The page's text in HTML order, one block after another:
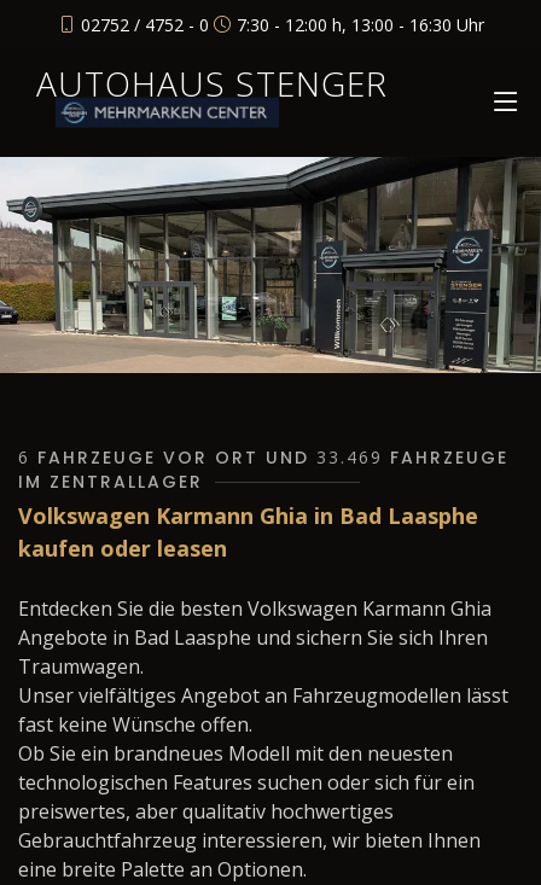
02752 / 4752 - 0 7:30 - 12:00 h, 13:00 - 16:30 Uhr
AUTOHAUS STENGER
6 FAHRZEUGE VOR ORT UND 33.469 FAHRZEUGE
IM ZENTRALLAGER
Volkswagen Karmann Ghia in Bad Laasphe
kaufen oder leasen
Entdecken Sie die besten Volkswagen Karmann Ghia
Angebote in Bad Laasphe und sichern Sie sich Ihren
Traumwagen.
Unser vielfältiges Angebot an Fahrzeugmodellen lässt
fast keine Wünsche offen.
Ob Sie ein brandneues Modell mit den neuesten
technologischen Features suchen oder sich für ein
preiswertes, aber qualitativ hochwertiges
Gebrauchtfahrzeug interessieren, wir bieten Ihnen
eine breite Palette an Optionen.